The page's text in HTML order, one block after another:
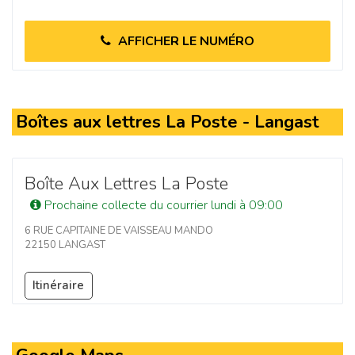
AFFICHER LE NUMÉRO
Boîtes aux lettres La Poste - Langast
Boîte Aux Lettres La Poste
Prochaine collecte du courrier lundi à 09:00
6 RUE CAPITAINE DE VAISSEAU MANDO
22150 LANGAST
Itinéraire